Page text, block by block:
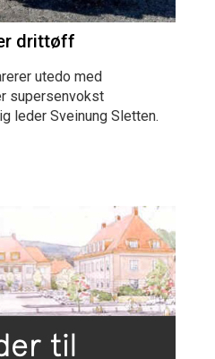
drittøff
utedo med
supersenvokst
leder Sveinung Sletten.